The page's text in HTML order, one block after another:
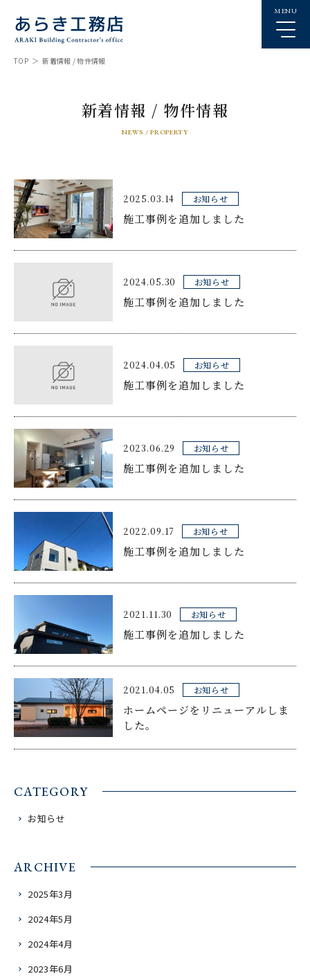
MENU
TOP 新着情報 / 物件情報
新着情報 / 物件情報
NEWS / PROPERTY
2025.03.14 お知らせ
施工事例を追加しました
2024.05.30 お知らせ
施工事例を追加しました
2024.04.05 お知らせ
施工事例を追加しました
2023.06.29 お知らせ
施工事例を追加しました
2022.09.17 お知らせ
施工事例を追加しました
2021.11.30 お知らせ
施工事例を追加しました
2021.04.05 お知らせ
ホームページをリニューアルしま
した。
CATEGORY
お知らせ
ARCHIVE
2025年3月
2024年5月
2024年4月
2023年6月